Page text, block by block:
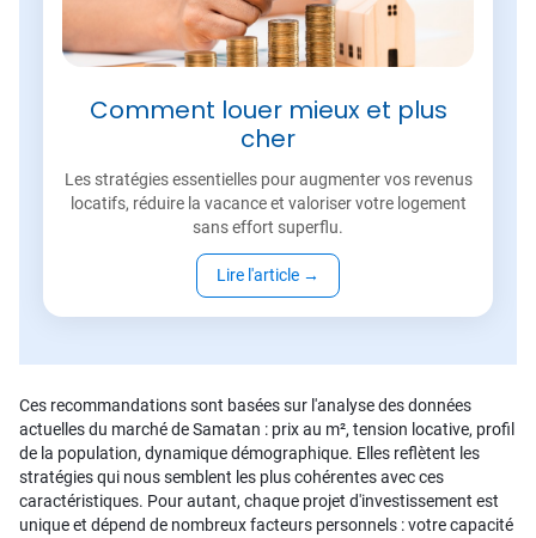
Comment louer mieux et plus
cher
Les stratégies essentielles pour augmenter vos revenus
locatifs, réduire la vacance et valoriser votre logement
sans effort superflu.
Lire l'article →
Ces recommandations sont basées sur l'analyse des données
actuelles du marché de Samatan : prix au m², tension locative, profil
de la population, dynamique démographique. Elles reflètent les
stratégies qui nous semblent les plus cohérentes avec ces
caractéristiques. Pour autant, chaque projet d'investissement est
unique et dépend de nombreux facteurs personnels : votre capacité